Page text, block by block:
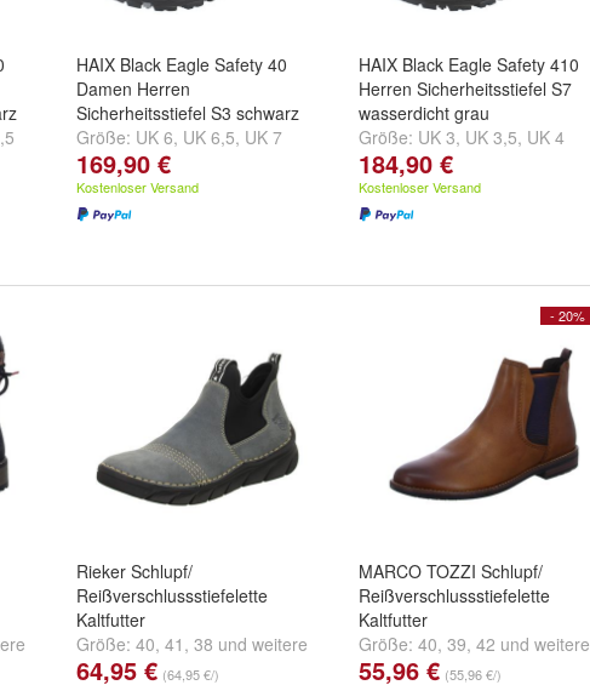
HAIX Black Eagle Safety 40
Damen Herren
Sicherheitsstiefel S3 schwarz
Größe: UK 6, UK 6,5, UK 7
undweitere ...
169,90 €
Kostenloser Versand
HAIX Black Eagle Safety 410
Herren Sicherheitsstiefel S7
wasserdicht grau
Größe: UK 3, UK 3,5, UK 4
undweitere ...
184,90 €
Kostenloser Versand
Rieker Schlupf/
Reißverschlussstiefelette
Kaltfutter
Größe: 40, 41 , 38 und weitere
...
64,95 € (64,95 €/)
- 20%
MARCO TOZZI Schlupf/
Reißverschlussstiefelette
Kaltfutter
Größe: 40, 39, 42 und weitere
...
55,96 € (55,96 €/)